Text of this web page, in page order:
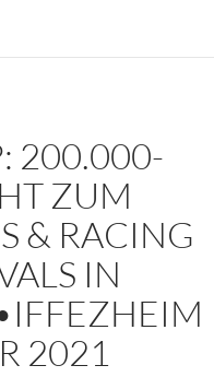
200.000-
ZUM
& RACING
IN
2021